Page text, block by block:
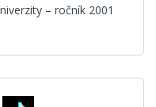
– ročník 2001